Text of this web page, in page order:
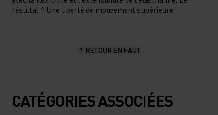
résultat ? Une liberté de mouvement supérieure.
RETOUR EN HAUT
CATÉGORIES ASSOCIÉES